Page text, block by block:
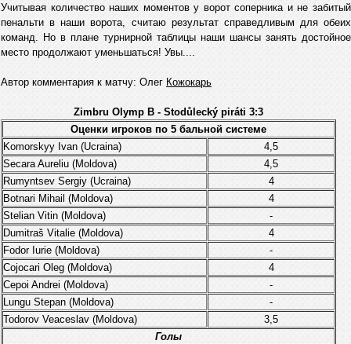
Учитывая количество наших моментов у ворот соперника и не забитый
пенальти в наши ворота, считаю результат справедливым для обеих
команд. Но в плане турнирной таблицы наши шансы занять достойное
место продолжают уменьшаться! Увы....
Автор комментария к матчу: Олег Кожокарь
Zimbru Olymp B - Stodůlecký piráti 3:3
Оценки игроков по 5 бальной системе
Komorskyy Ivan (Ucraina)
4,5
Secara Aureliu (Moldova)
4,5
Rumyntsev Sergiy (Ucraina)
4
Botnari Mihail (Moldova)
4
Stelian Vitin (Moldova)
-
Dumitraš Vitalie (Moldova)
4
Fodor Iurie (Moldova)
-
Cojocari Oleg (Moldova)
4
Cepoi Andrei (Moldova)
-
Lungu Stepan (Moldova)
-
Todorov Veaceslav (Moldova)
3,5
Голы